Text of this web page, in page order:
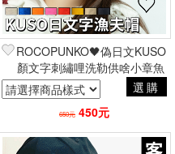
ROCOPUNKO🖤偽日文KUSO
顏文字刺繡哩洗勒供啥小章魚
燒貓咪中性漁夫帽 吉兒原創原
宿街頭
選購
650元 450元